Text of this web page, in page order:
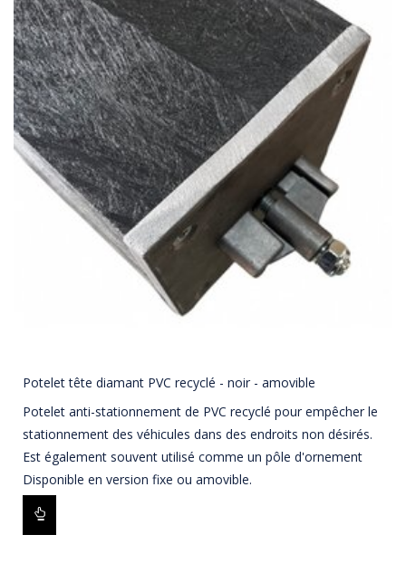
Potelet tête diamant PVC recyclé - noir - amovible
Potelet anti-stationnement de PVC recyclé pour empêcher le
stationnement des véhicules dans des endroits non désirés.
Est également souvent utilisé comme un pôle d'ornement
Disponible en version fixe ou amovible.